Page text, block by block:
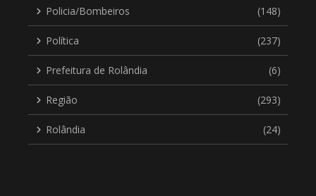
Policia/Bombeiros (148)
Política (237)
Prefeitura de Rolândia (6)
Região (293)
Rolândia (24)